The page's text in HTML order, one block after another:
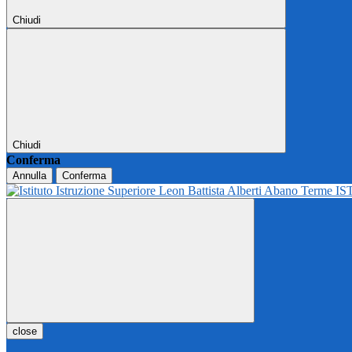
Chiudi
Chiudi
Conferma
Annulla Conferma
close